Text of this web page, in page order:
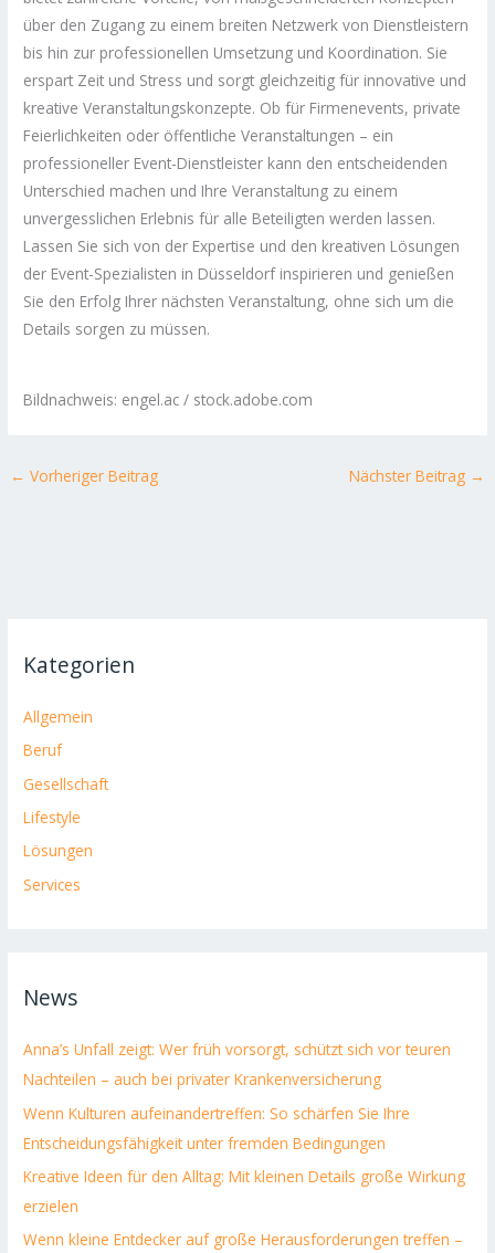
über den Zugang zu einem breiten Netzwerk von Dienstleistern
bis hin zur professionellen Umsetzung und Koordination. Sie
erspart Zeit und Stress und sorgt gleichzeitig für innovative und
kreative Veranstaltungskonzepte. Ob für Firmenevents, private
Feierlichkeiten oder öffentliche Veranstaltungen – ein
professioneller Event-Dienstleister kann den entscheidenden
Unterschied machen und Ihre Veranstaltung zu einem
unvergesslichen Erlebnis für alle Beteiligten werden lassen.
Lassen Sie sich von der Expertise und den kreativen Lösungen
der Event-Spezialisten in Düsseldorf inspirieren und genießen
Sie den Erfolg Ihrer nächsten Veranstaltung, ohne sich um die
Details sorgen zu müssen.
Bildnachweis: engel.ac / stock.adobe.com
← Vorheriger Beitrag Nächster Beitrag →
Kategorien
Allgemein
Beruf
Gesellschaft
Lifestyle
Lösungen
Services
News
Anna’s Unfall zeigt: Wer früh vorsorgt, schützt sich vor teuren
Nachteilen – auch bei privater Krankenversicherung
Wenn Kulturen aufeinandertreffen: So schärfen Sie Ihre
Entscheidungsfähigkeit unter fremden Bedingungen
Kreative Ideen für den Alltag: Mit kleinen Details große Wirkung
erzielen
Wenn kleine Entdecker auf große Herausforderungen treffen –